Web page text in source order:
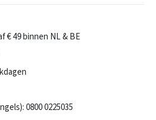
€ 49 binnen NL & BE
0800 0225035